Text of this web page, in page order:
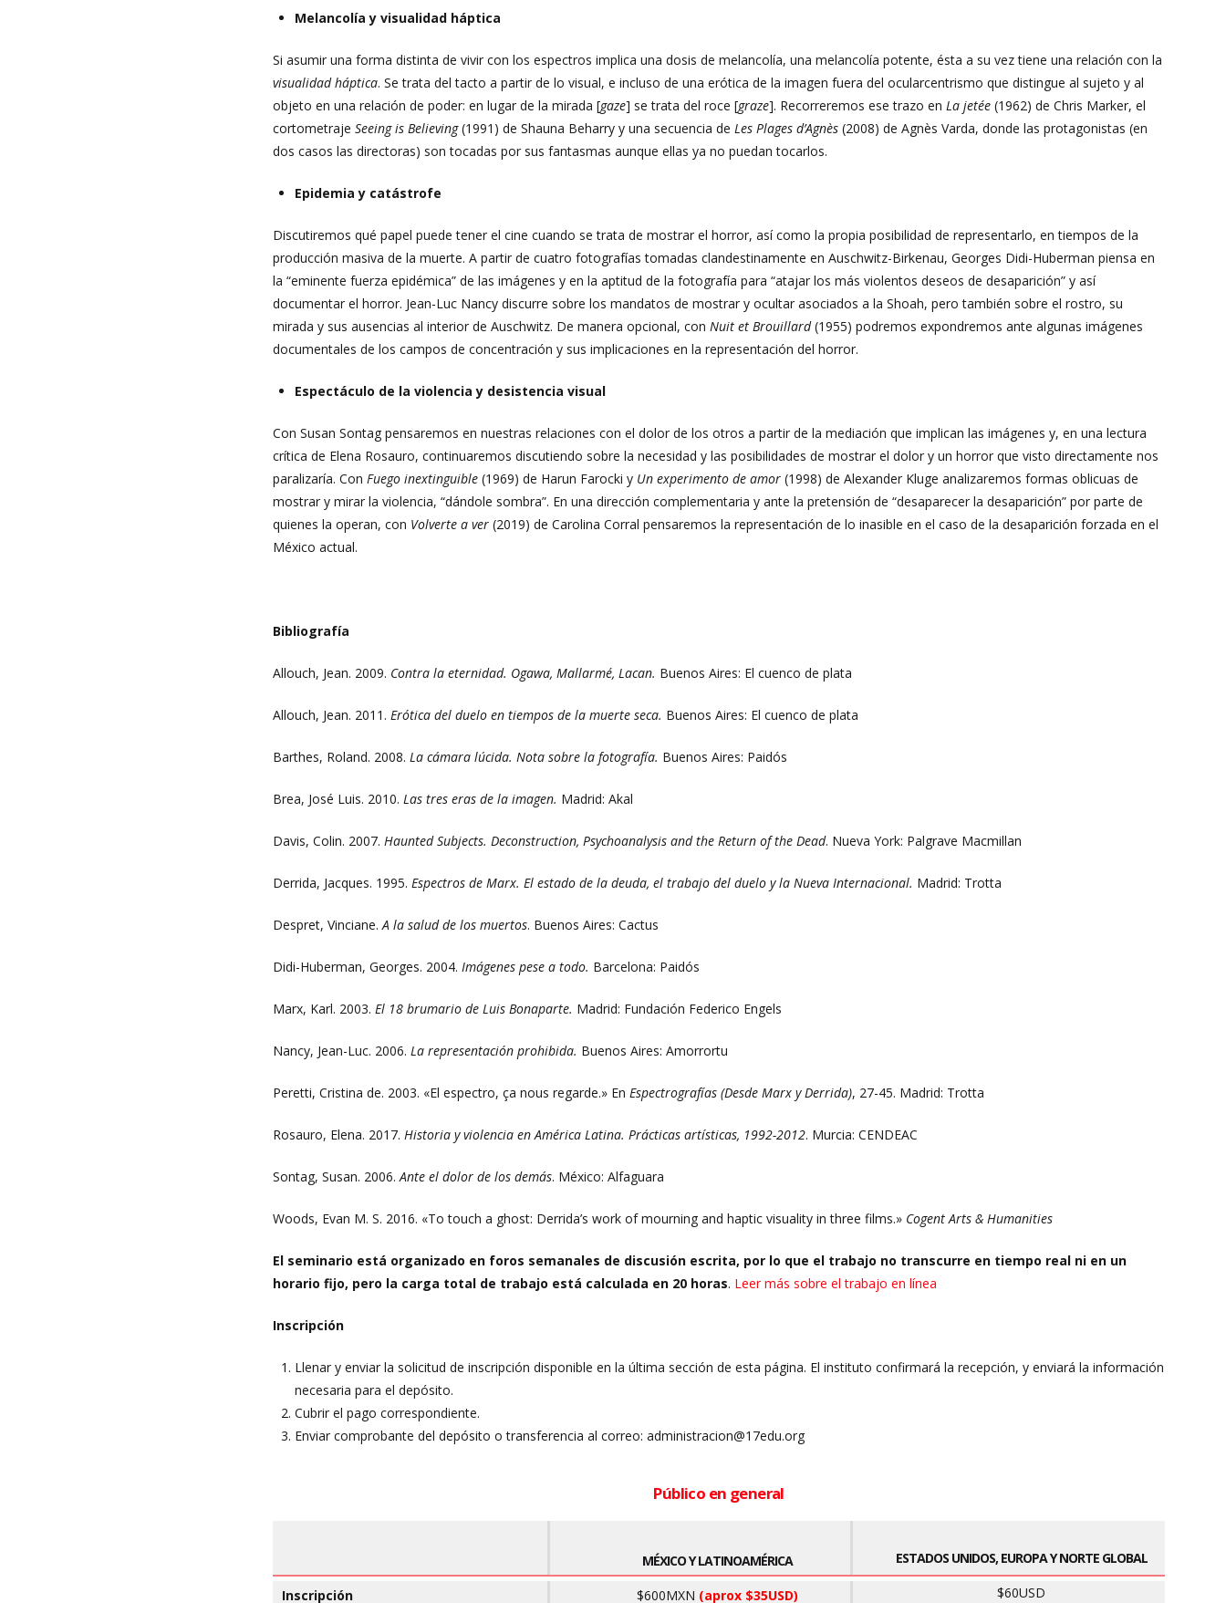
Melancolía y visualidad háptica
Si asumir una forma distinta de vivir con los espectros implica una dosis de melancolía, una melancolía potente, ésta a su vez tiene una relación con la
visualidad háptica. Se trata del tacto a partir de lo visual, e incluso de una erótica de la imagen fuera del ocularcentrismo que distingue al sujeto y al
objeto en una relación de poder: en lugar de la mirada [gaze] se trata del roce [graze]. Recorreremos ese trazo enLa jetée(1962) de Chris Marker, el
cortometrajeSeeing is Believing(1991) de Shauna Beharry y una secuencia deLes Plages d’Agnès (2008) de Agnès Varda, donde las protagonistas (en
dos casos las directoras) son tocadas por sus fantasmas aunque ellas ya no puedan tocarlos.
Epidemia y catástrofe
Discutiremos qué papel puede tener el cine cuando se trata de mostrar el horror, así como la propia posibilidad de representarlo, en tiempos de la
producción masiva de la muerte. A partir de cuatro fotografías tomadas clandestinamente en Auschwitz-Birkenau, Georges Didi-Huberman piensa en
la “eminente fuerza epidémica” de las imágenes y en la aptitud de la fotografía para “atajar los más violentos deseos de desaparición” y así
documentar el horror. Jean-Luc Nancy discurre sobre los mandatos de mostrar y ocultar asociados a la Shoah, pero también sobre el rostro, su
mirada y sus ausencias al interior de Auschwitz. De manera opcional, conNuit et Brouillard(1955) podremos expondremos ante algunas imágenes
documentales de los campos de concentración y sus implicaciones en la representación del horror.
Espectáculo de la violencia y desistencia visual
Con Susan Sontag pensaremos en nuestras relaciones con el dolor de los otros a partir de la mediación que implican las imágenes y, en una lectura
crítica de Elena Rosauro, continuaremos discutiendo sobre la necesidad y las posibilidades de mostrar el dolor y un horror que visto directamente nos
paralizaría. ConFuego inextinguible (1969) de Harun Farocki y Un experimento de amor (1998) de Alexander Kluge analizaremos formas oblicuas de
mostrar y mirar la violencia, “dándole sombra”. En una dirección complementaria y ante la pretensión de “desaparecer la desaparición” por parte de
quienes la operan, con Volverte a ver (2019) de Carolina Corral pensaremos la representación de lo inasible en el caso de la desaparición forzada en el
México actual.
Bibliografía
Allouch, Jean. 2009. Contra la eternidad. Ogawa, Mallarmé, Lacan. Buenos Aires: El cuenco de plata
Allouch, Jean. 2011.Erótica del duelo en tiempos de la muerte seca. Buenos Aires: El cuenco de plata
Barthes, Roland. 2008.La cámara lúcida. Nota sobre la fotografía. Buenos Aires: Paidós
Brea, José Luis. 2010.Las tres eras de la imagen. Madrid: Akal
Davis, Colin. 2007.Haunted Subjects. Deconstruction, Psychoanalysis and the Return of the Dead. Nueva York: Palgrave Macmillan
Derrida, Jacques. 1995.Espectros de Marx. El estado de la deuda, el trabajo del duelo y la Nueva Internacional. Madrid: Trotta
Despret, Vinciane.A la salud de los muertos. Buenos Aires: Cactus
Didi-Huberman, Georges. 2004.Imágenes pese a todo. Barcelona: Paidós
Marx, Karl. 2003.El 18 brumario de Luis Bonaparte. Madrid: Fundación Federico Engels
Nancy, Jean-Luc. 2006.La representación prohibida. Buenos Aires: Amorrortu
Peretti, Cristina de. 2003. «El espectro, ça nous regarde.» EnEspectrografías (Desde Marx y Derrida), 27-45. Madrid: Trotta
Rosauro, Elena. 2017.Historia y violencia en América Latina. Prácticas artísticas, 1992-2012. Murcia: CENDEAC
Sontag, Susan. 2006.Ante el dolor de los demás. México: Alfaguara
Woods, Evan M. S. 2016. «To touch a ghost: Derrida’s work of mourning and haptic visuality in three films.» Cogent Arts & Humanities
El seminario está organizado en foros semanales de discusión escrita, por lo que el trabajo no transcurre en tiempo real ni en un
horario fijo, pero la carga total de trabajo está calculada en 20 horas. Leer más sobre el trabajo en línea
Inscripción
Llenar y enviar la solicitud de inscripción disponible en la última sección de esta página. El instituto confirmará la recepción, y enviará la información
necesaria para el depósito.
Cubrir el pago correspondiente.
Enviar comprobante del depósito o transferencia al correo: administracion@17edu.org
Público en general
MÉXICO Y LATINOAMÉRICA ESTADOS UNIDOS, EUROPA Y NORTE GLOBAL
Inscripción $600MXN (aprox $35USD) $60USD